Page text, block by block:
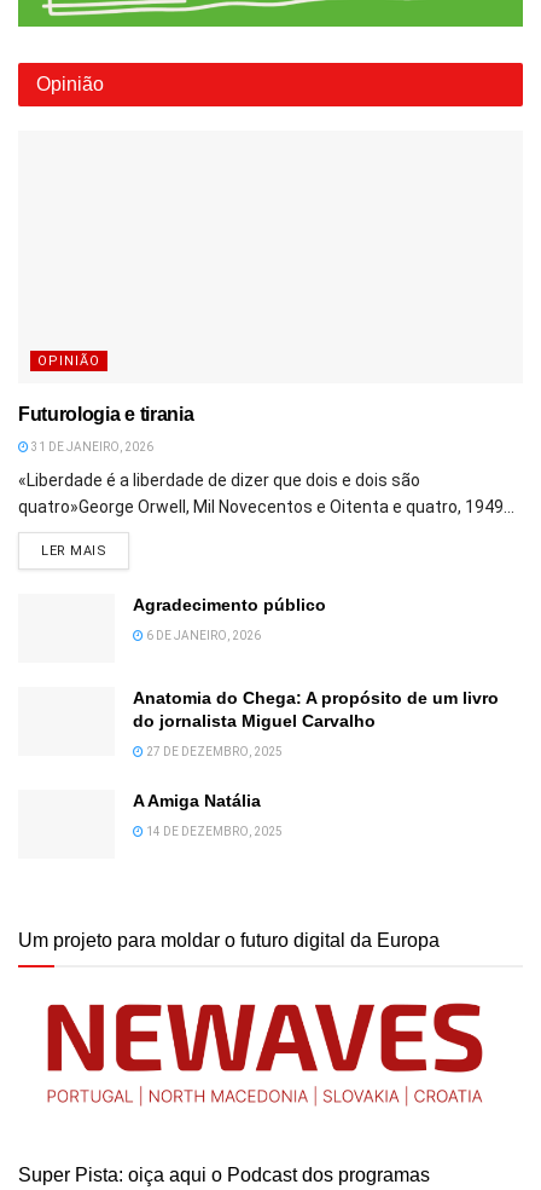
Opinião
OPINIÃO
Futurologia e tirania
31 DE JANEIRO, 2026
«Liberdade é a liberdade de dizer que dois e dois são
quatro»George Orwell, Mil Novecentos e Oitenta e quatro, 1949...
LER MAIS
Agradecimento público
6 DE JANEIRO, 2026
Anatomia do Chega: A propósito de um livro
do jornalista Miguel Carvalho
27 DE DEZEMBRO, 2025
A Amiga Natália
14 DE DEZEMBRO, 2025
Um projeto para moldar o futuro digital da Europa
Super Pista: oiça aqui o Podcast dos programas